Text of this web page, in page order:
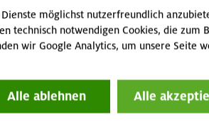
MUC-
möglichst nutzerfreundlich
technisch notwendigen Cookies, die zum
wir Google Analytics, um unsere Seite
Alle ablehnen Alle